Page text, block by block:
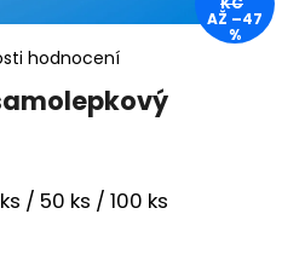
hodnocení
/ 50 ks / 100 ks
AŽ –47
%